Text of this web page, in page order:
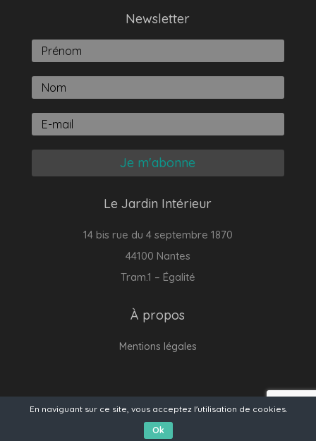
Newsletter
Je m'abonne
Le Jardin Intérieur
14 bis rue du 4 septembre 1870
44100 Nantes
Tram.1 – Égalité
À propos
Mentions légales
© Le Jardin Intérieur - 2011 - 2026
En naviguant sur ce site, vous acceptez l'utilisation de cookies.
Ok